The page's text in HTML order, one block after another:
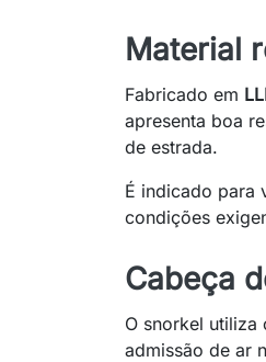
Material
Fabricado em
apresenta boa
de estrada.
É indicado para
condições
Cabeça
O snorkel utiliza
admissão de ar